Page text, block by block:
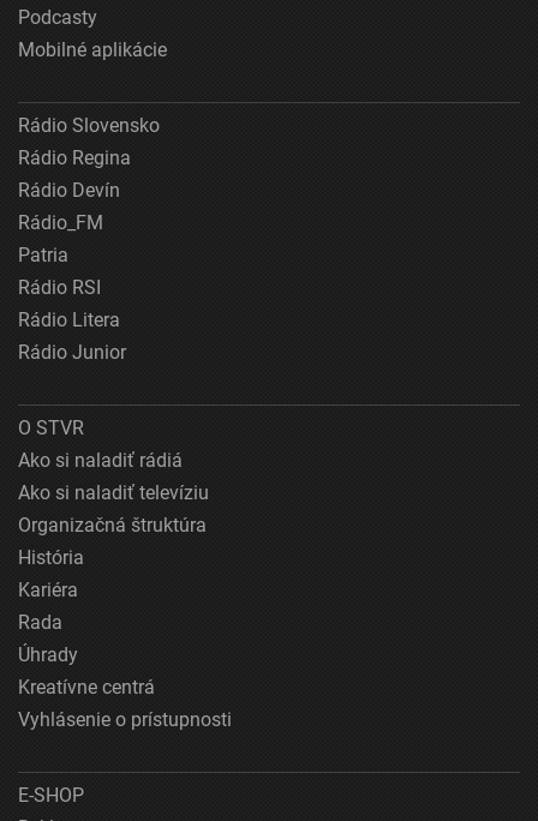
Podcasty
Mobilné aplikácie
Rádio Slovensko
Rádio Regina
Rádio Devín
Rádio_FM
Patria
Rádio RSI
Rádio Litera
Rádio Junior
O STVR
Ako si naladiť rádiá
Ako si naladiť televíziu
Organizačná štruktúra
História
Kariéra
Rada
Úhrady
Kreatívne centrá
Vyhlásenie o prístupnosti
E-SHOP